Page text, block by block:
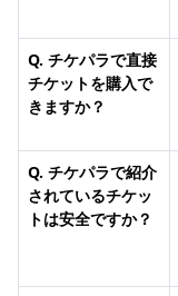
Q. チケパラで直接
チケットを購入で
きますか？
Q. チケパラで紹介
されているチケッ
トは安全ですか？